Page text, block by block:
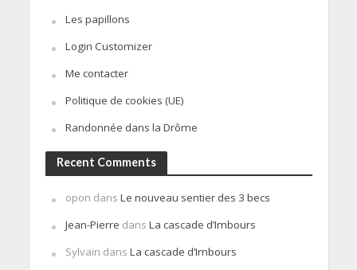
Les papillons
Login Customizer
Me contacter
Politique de cookies (UE)
Randonnée dans la Drôme
Recent Comments
opon dans Le nouveau sentier des 3 becs
Jean-Pierre dans La cascade d’Imbours
Sylvain dans La cascade d’Imbours